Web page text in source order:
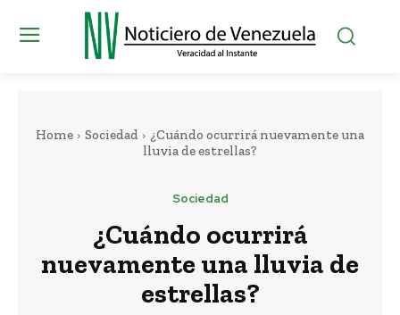
Home Sociedad
¿Cuándo ocurrirá nuevamente una
lluvia de estrellas?
Sociedad
¿Cuándo ocurrirá
nuevamente una lluvia de
estrellas?